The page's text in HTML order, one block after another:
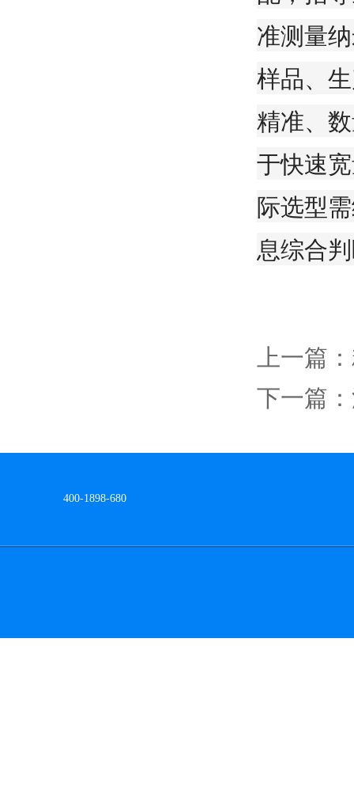
准测量
样品、
精准、
于快速
际选型
息综合
上一篇：
下一篇：
400-1898-680